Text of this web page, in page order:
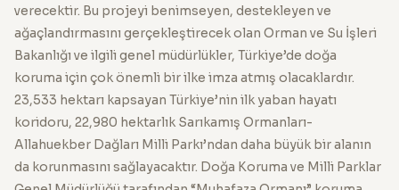
verecektir. Bu projeyi benimseyen, destekleyen ve
ağaçlandırmasını gerçekleştirecek olan Orman ve Su İşleri
Bakanlığı ve ilgili genel müdürlükler, Türkiye’de doğa
koruma için çok önemli bir ilke imza atmış olacaklardır.
23,533 hektarı kapsayan Türkiye’nin ilk yaban hayatı
koridoru, 22,980 hektarlık Sarıkamış Ormanları-
Allahuekber Dağları Milli Parkı’ndan daha büyük bir alanın
da korunmasını sağlayacaktır. Doğa Koruma ve Milli Parklar